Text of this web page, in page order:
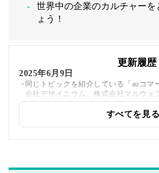
世界中の企業のカルチャーを
ょう！
更新履歴
2025年6月9日
同じトピックを紹介している「auコマ
会社デザイニウム、株式会社マルウェ
会社Stock、エムシーデジタル株式会
すべてを見る